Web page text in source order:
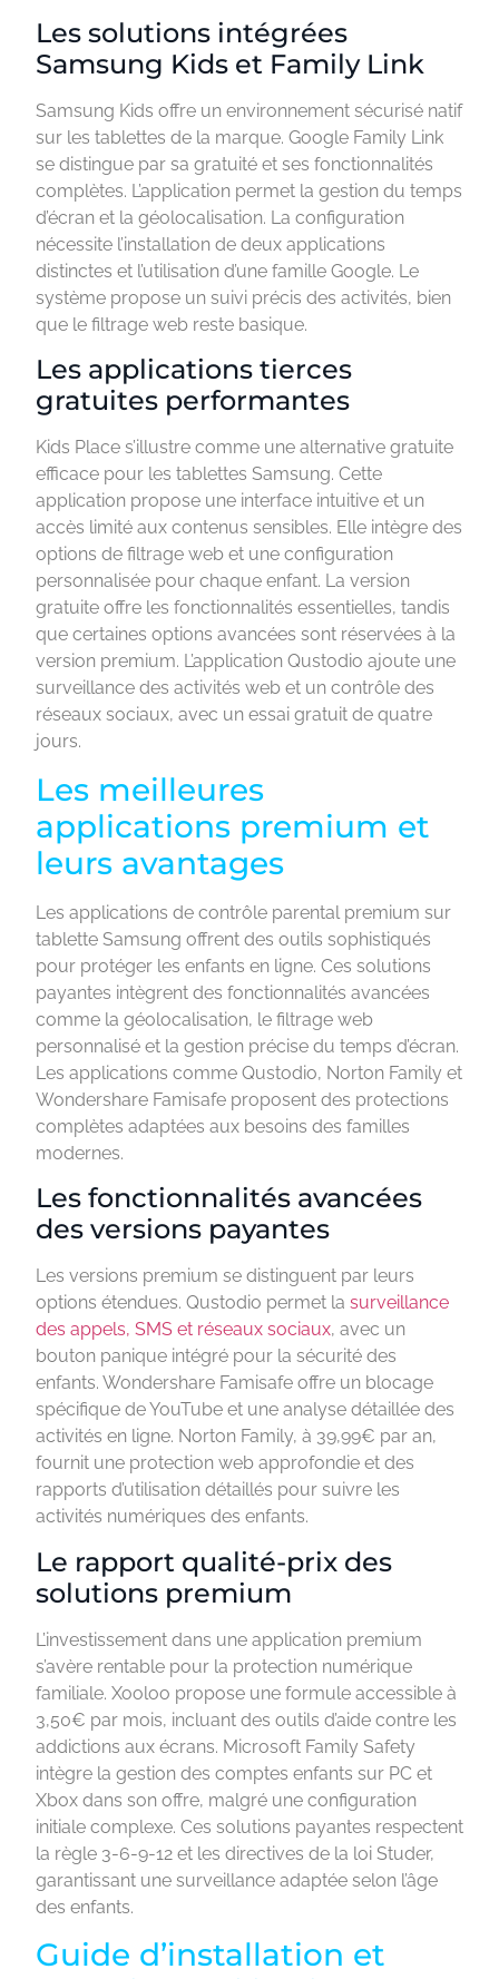
Les solutions intégrées
Samsung Kids et Family Link
Samsung Kids offre un environnement sécurisé natif
sur les tablettes de la marque. Google Family Link
se distingue par sa gratuité et ses fonctionnalités
complètes. L’application permet la gestion du temps
d’écran et la géolocalisation. La configuration
nécessite l’installation de deux applications
distinctes et l’utilisation d’une famille Google. Le
système propose un suivi précis des activités, bien
que le filtrage web reste basique.
Les applications tierces
gratuites performantes
Kids Place s’illustre comme une alternative gratuite
efficace pour les tablettes Samsung. Cette
application propose une interface intuitive et un
accès limité aux contenus sensibles. Elle intègre des
options de filtrage web et une configuration
personnalisée pour chaque enfant. La version
gratuite offre les fonctionnalités essentielles, tandis
que certaines options avancées sont réservées à la
version premium. L’application Qustodio ajoute une
surveillance des activités web et un contrôle des
réseaux sociaux, avec un essai gratuit de quatre
jours.
Les meilleures
applications premium et
leurs avantages
Les applications de contrôle parental premium sur
tablette Samsung offrent des outils sophistiqués
pour protéger les enfants en ligne. Ces solutions
payantes intègrent des fonctionnalités avancées
comme la géolocalisation, le filtrage web
personnalisé et la gestion précise du temps d’écran.
Les applications comme Qustodio, Norton Family et
Wondershare Famisafe proposent des protections
complètes adaptées aux besoins des familles
modernes.
Les fonctionnalités avancées
des versions payantes
Les versions premium se distinguent par leurs
options étendues. Qustodio permet la surveillance
des appels, SMS et réseaux sociaux, avec un
bouton panique intégré pour la sécurité des
enfants. Wondershare Famisafe offre un blocage
spécifique de YouTube et une analyse détaillée des
activités en ligne. Norton Family, à 39,99€ par an,
fournit une protection web approfondie et des
rapports d’utilisation détaillés pour suivre les
activités numériques des enfants.
Le rapport qualité-prix des
solutions premium
L’investissement dans une application premium
s’avère rentable pour la protection numérique
familiale. Xooloo propose une formule accessible à
3,50€ par mois, incluant des outils d’aide contre les
addictions aux écrans. Microsoft Family Safety
intègre la gestion des comptes enfants sur PC et
Xbox dans son offre, malgré une configuration
initiale complexe. Ces solutions payantes respectent
la règle 3-6-9-12 et les directives de la loi Studer,
garantissant une surveillance adaptée selon l’âge
des enfants.
Guide d’installation et